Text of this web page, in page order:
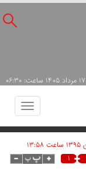
Toggle
۱